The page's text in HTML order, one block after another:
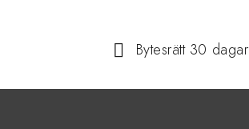
Bytesrätt 30 dagar